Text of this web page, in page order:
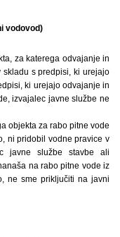
vodovod)
za katerega odvajanje in
s predpisi, ki urejajo
ki urejajo odvajanje in
izvajalec javne službe ne
objekta za rabo pitne vode
ni pridobil vodne pravice v
javne službe stavbe ali
na rabo pitne vode iz
ne sme priključiti na javni